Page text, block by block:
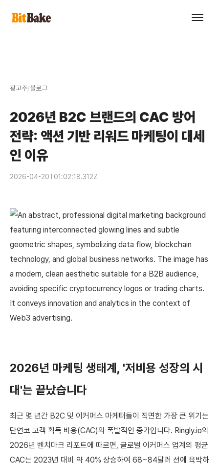
광고주/블로그
2026년 B2C 브랜드의 CAC 방어
전략: 액션 기반 리워드 마케팅이 대세
인 이유
2026-04-20T01:02:18.312Z
2026년 마케팅 생태계, '저비용 성장의 시
대'는 끝났습니다
최근 몇 년간 B2C 및 이커머스 마케터들이 직면한 가장 큰 위기는
단연코 고객 획득 비용(CAC)의 폭발적인 증가입니다. Ringly.io의
2026년 벤치마크 리포트에 따르면, 글로벌 이커머스 업계의 평균
CAC는 2023년 대비 약 40% 상승하여 68~84달러 선에 육박하